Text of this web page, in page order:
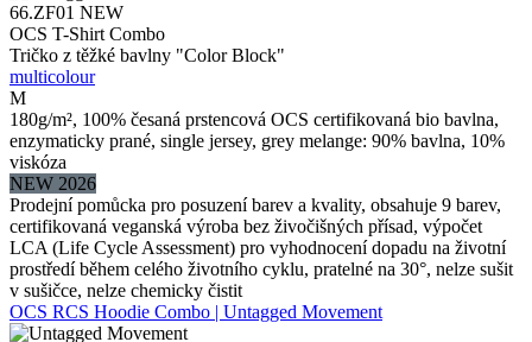
66.ZF01 NEW
OCS T-Shirt Combo
Tričko z těžké bavlny "Color Block"
multicolour
M
180g/m², 100% česaná prstencová OCS certifikovaná bio bavlna,
enzymaticky prané, single jersey, grey melange: 90% bavlna, 10%
viskóza
NEW 2026
Prodejní pomůcka pro posuzení barev a kvality, obsahuje 9 barev,
certifikovaná veganská výroba bez živočišných přísad, výpočet
LCA (Life Cycle Assessment) pro vyhodnocení dopadu na životní
prostředí během celého životního cyklu, pratelné na 30°, nelze sušit
v sušičce, nelze chemicky čistit
OCS RCS Hoodie Combo | Untagged Movement